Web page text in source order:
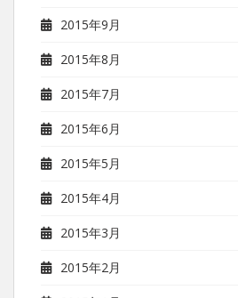
2015年9月
2015年8月
2015年7月
2015年6月
2015年5月
2015年4月
2015年3月
2015年2月